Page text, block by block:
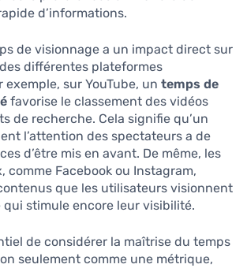
d’informations.
de visionnage a un impact direct sur
différentes plateformes
exemple, sur YouTube, un temps de
favorise le classement des vidéos
de recherche. Cela signifie qu’un
l’attention des spectateurs a de
d’être mis en avant. De même, les
comme Facebook ou Instagram,
que les utilisateurs visionnent
qui stimule encore leur visibilité.
de considérer la maîtrise du temps
seulement comme une métrique,